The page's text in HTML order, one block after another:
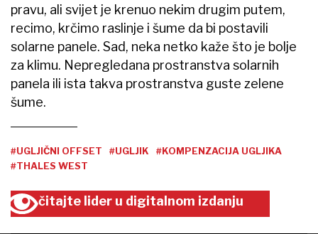
pravu, ali svijet je krenuo nekim drugim putem,
recimo, krčimo raslinje i šume da bi postavili
solarne panele. Sad, neka netko kaže što je bolje
za klimu. Nepregledana prostranstva solarnih
panela ili ista takva prostranstva guste zelene
šume.
#UGLJIČNI OFFSET #UGLJIK
#KOMPENZACIJA UGLJIKA
#THALES WEST
čitajte lider u digitalnom izdanju